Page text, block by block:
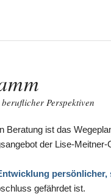
Perspektiven
Beratung ist das
der Lise-
gefährdet ist.